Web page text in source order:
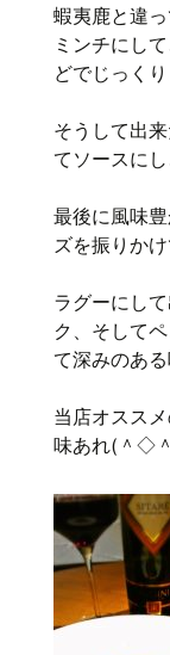
蝦夷鹿と違
ミンチにし
どでじっくり
そうして出
てソースにし
最後に風味
ズを振りかけ
ラグーにし
ク、そして
て深みのあ
当店オスス
味あれ(＾◇